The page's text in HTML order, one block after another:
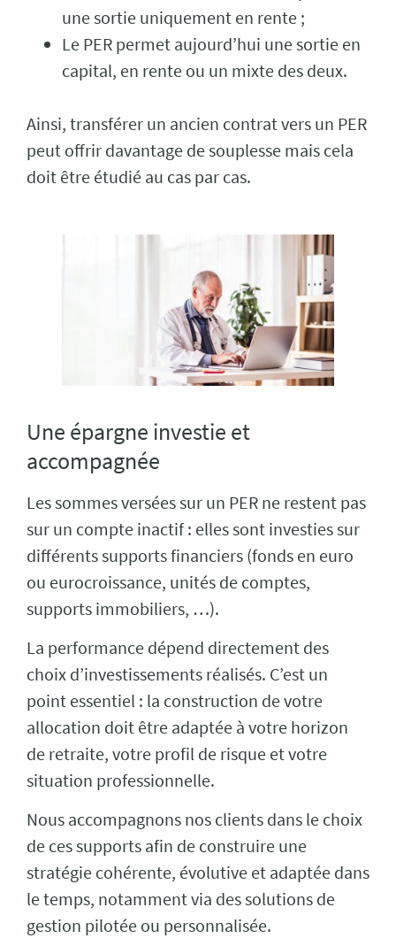
une sortie uniquement en rente ;
Le PER permet aujourd’hui une sortie en
capital, en rente ou un mixte des deux.
Ainsi, transférer un ancien contrat vers un PER
peut offrir davantage de souplesse mais cela
doit être étudié au cas par cas.
Une épargne investie et
accompagnée
Les sommes versées sur un PER ne restent pas
sur un compte inactif : elles sont investies sur
différents supports financiers (fonds en euro
ou eurocroissance, unités de comptes,
supports immobiliers, …).
La performance dépend directement des
choix d’investissements réalisés. C’est un
point essentiel : la construction de votre
allocation doit être adaptée à votre horizon
de retraite, votre profil de risque et votre
situation professionnelle.
Nous accompagnons nos clients dans le choix
de ces supports afin de construire une
stratégie cohérente, évolutive et adaptée dans
le temps, notamment via des solutions de
gestion pilotée ou personnalisée.